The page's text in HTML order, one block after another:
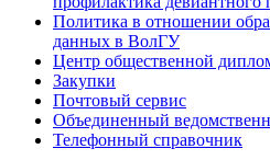
Политика в отношении
данных в ВолГУ
Центр общественной
Закупки
Почтовый сервис
Объединенный
Телефонный справочник